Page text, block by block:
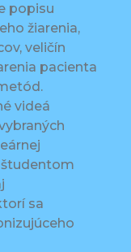
popisu
žiarenia,
veličín
pacienta
videá
študentom
sa